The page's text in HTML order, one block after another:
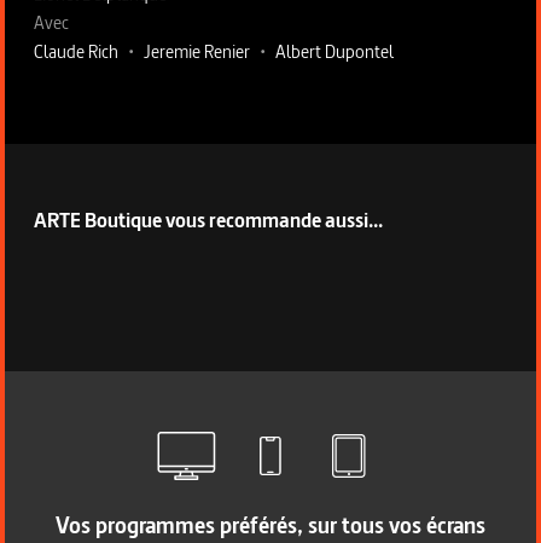
Avec
Claude Rich • Jeremie Renier • Albert Dupontel
ARTE Boutique vous recommande aussi...
Vos programmes préférés, sur tous vos écrans